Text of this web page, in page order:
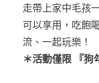
走帶上家中毛孩
可以享用，吃飽
流、一起玩樂！
＊活動僅限 『狗